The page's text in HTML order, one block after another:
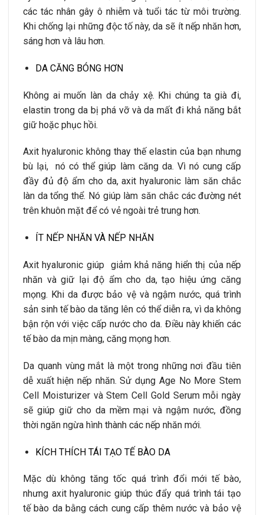
các tác nhân gây ô nhiễm và tuổi tác từ môi trường.
Khi chống lại những độc tố này, da sẽ ít nếp nhăn hơn,
sáng hơn và lâu hơn.
DA CĂNG BÓNG HƠN
Không ai muốn làn da chảy xệ. Khi chúng ta già đi,
elastin trong da bị phá vỡ và da mất đi khả năng bắt
giữ hoặc phục hồi.
Axit hyaluronic không thay thế elastin của bạn nhưng
bù lại, nó có thể giúp làm căng da. Vì nó cung cấp
đầy đủ độ ẩm cho da, axit hyaluronic làm săn chắc
làn da tổng thể. Nó giúp làm săn chắc các đường nét
trên khuôn mặt để có vẻ ngoài trẻ trung hơn.
ÍT NẾP NHĂN VÀ NẾP NHĂN
Axit hyaluronic giúp giảm khả năng hiển thị của nếp
nhăn và giữ lại độ ẩm cho da, tạo hiệu ứng căng
mọng. Khi da được bảo vệ và ngậm nước, quá trình
sản sinh tế bào da tăng lên có thể diễn ra, vì da không
bận rộn với việc cấp nước cho da. Điều này khiến các
tế bào da mịn màng, căng mọng hơn.
Da quanh vùng mắt là một trong những nơi đầu tiên
dễ xuất hiện nếp nhăn. Sử dụng Age No More Stem
Cell Moisturizer và Stem Cell Gold Serum mỗi ngày
sẽ giúp giữ cho da mềm mại và ngậm nước, đồng
thời ngăn ngừa hình thành các nếp nhăn mới.
KÍCH THÍCH TÁI TẠO TẾ BÀO DA
Mặc dù không tăng tốc quá trình đổi mới tế bào,
nhưng axit hyaluronic giúp thúc đẩy quá trình tái tạo
tế bào da bằng cách cung cấp thêm nước và bảo vệ